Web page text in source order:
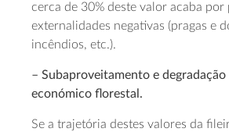
cerca de 30% deste valor acaba por
externalidades negativas (pragas e
incêndios, etc.).
– Subaproveitamento e degradação
económico florestal.
Se a trajetória destes valores da